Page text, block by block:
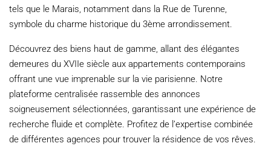
tels que le Marais, notamment dans la Rue de Turenne,
symbole du charme historique du 3ème arrondissement.
Découvrez des biens haut de gamme, allant des élégantes
demeures du XVIIe siècle aux appartements contemporains
offrant une vue imprenable sur la vie parisienne. Notre
plateforme centralisée rassemble des annonces
soigneusement sélectionnées, garantissant une expérience de
recherche fluide et complète. Profitez de l’expertise combinée
de différentes agences pour trouver la résidence de vos rêves.